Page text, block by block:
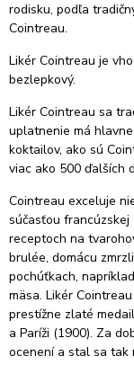
rodisku, podľa
Cointreau.
Likér Cointreau je
bezlepkový.
Likér Cointreau sa
uplatnenie má
koktailov, ako sú
viac ako 500 ďalších
Cointreau exceluje
súčasťou francúzskej
receptoch na
brulée, domácu
pochúťkach,
mäsa. Likér
prestížne zlaté
a Paríži (1900). Za
ocenení a stal sa tak